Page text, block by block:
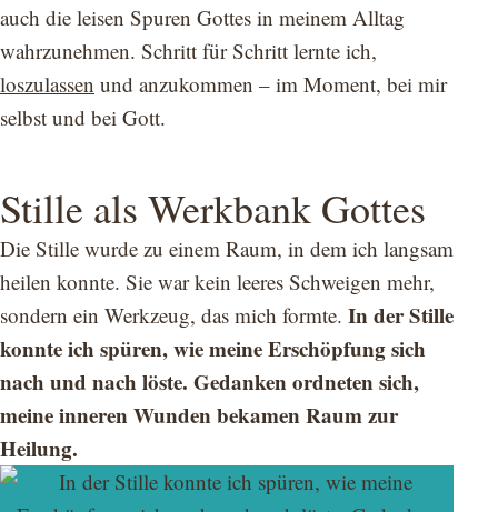
auch die leisen Spuren Gottes in meinem Alltag
wahrzunehmen. Schritt für Schritt lernte ich,
loszulassen und anzukommen – im Moment, bei mir
selbst und bei Gott.
Stille als Werkbank Gottes
Die Stille wurde zu einem Raum, in dem ich langsam
heilen konnte. Sie war kein leeres Schweigen mehr,
sondern ein Werkzeug, das mich formte. In der Stille
konnte ich spüren, wie meine Erschöpfung sich
nach und nach löste. Gedanken ordneten sich,
meine inneren Wunden bekamen Raum zur
Heilung.